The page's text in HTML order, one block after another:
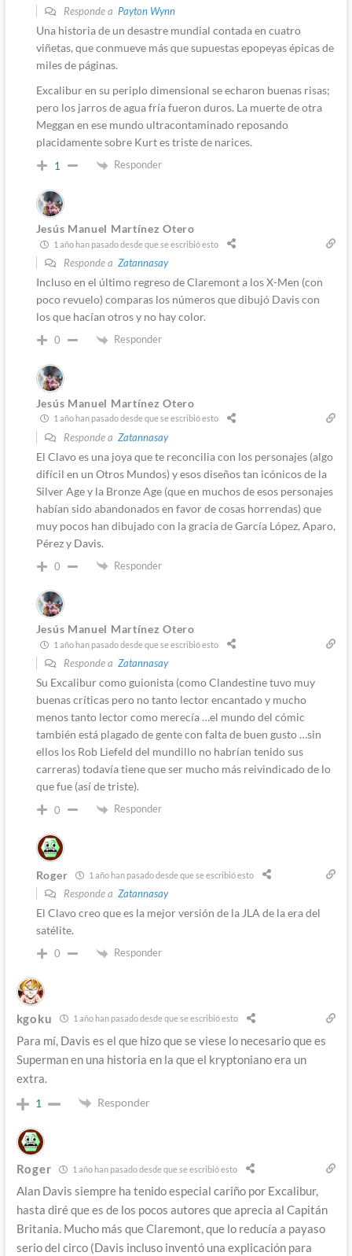
Responde a Payton Wynn
Una historia de un desastre mundial contada en cuatro
viñetas, que conmueve más que supuestas epopeyas épicas de
miles de páginas.
Excalibur en su periplo dimensional se echaron buenas risas;
pero los jarros de agua fría fueron duros. La muerte de otra
Meggan en ese mundo ultracontaminado reposando
placidamente sobre Kurt es triste de narices.
1 Responder
Jesús Manuel Martínez Otero
1 año han pasado desde que se escribió esto
Responde a Zatannasay
Incluso en el último regreso de Claremont a los X-Men (con
poco revuelo) comparas los números que dibujó Davis con
los que hacían otros y no hay color.
0 Responder
Jesús Manuel Martínez Otero
1 año han pasado desde que se escribió esto
Responde a Zatannasay
El Clavo es una joya que te reconcilia con los personajes (algo
difícil en un Otros Mundos) y esos diseños tan icónicos de la
Silver Age y la Bronze Age (que en muchos de esos personajes
habían sido abandonados en favor de cosas horrendas) que
muy pocos han dibujado con la gracia de García López, Aparo,
Pérez y Davis.
0 Responder
Jesús Manuel Martínez Otero
1 año han pasado desde que se escribió esto
Responde a Zatannasay
Su Excalibur como guionista (como Clandestine tuvo muy
buenas críticas pero no tanto lector encantado y mucho
menos tanto lector como merecía …el mundo del cómic
también está plagado de gente con falta de buen gusto …sin
ellos los Rob Liefeld del mundillo no habrían tenido sus
carreras) todavía tiene que ser mucho más reivindicado de lo
que fue (así de triste).
0 Responder
Roger 1 año han pasado desde que se escribió esto
Responde a Zatannasay
El Clavo creo que es la mejor versión de la JLA de la era del
satélite.
0 Responder
kgoku 1 año han pasado desde que se escribió esto
Para mí, Davis es el que hizo que se viese lo necesario que es
Superman en una historia en la que el kryptoniano era un
extra.
1 Responder
Roger 1 año han pasado desde que se escribió esto
Alan Davis siempre ha tenido especial cariño por Excalibur,
hasta diré que es de los pocos autores que aprecia al Capitán
Britania. Mucho más que Claremont, que lo reducía a payaso
serio del circo (Davis incluso inventó una explicación para